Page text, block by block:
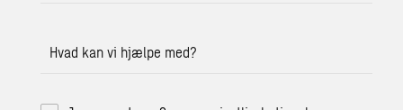
Hvad kan vi hjælpe med?